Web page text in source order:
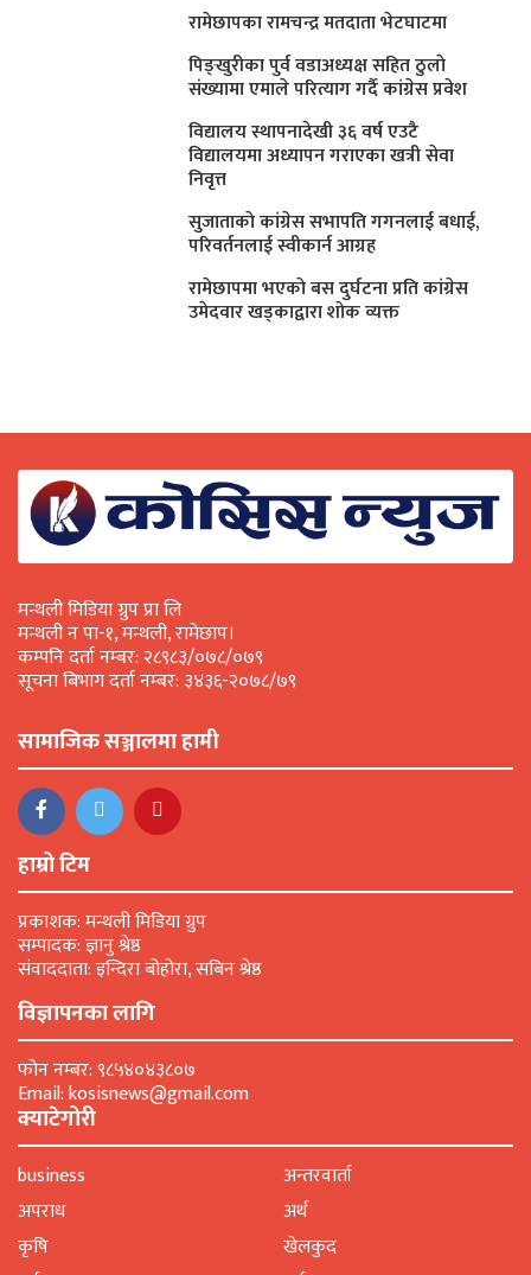
रामेछापका रामचन्द्र मतदाता भेटघाटमा
पिङ्खुरीका पुर्व वडाअध्यक्ष सहित ठुलाे
संख्यामा एमाले परित्याग गर्दै कांग्रेस प्रवेश
विद्यालय स्थापनादेखी ३६ वर्ष एउटै
विद्यालयमा अध्यापन गराएका खत्री सेवा
निवृत्त
सुजाताकाे कांग्रेस सभापति गगनलाई बधाई,
परिवर्तनलाई स्वीकार्न आग्रह
रामेछापमा भएकाे बस दुर्घटना प्रति कांग्रेस
उमेदवार खड्काद्वारा शाेक व्यक्त
मन्थली मिडिया ग्रुप प्रा लि
मन्थली न पा-१, मन्थली, रामेछाप।
कम्पनि दर्ता नम्बर: २८९८३/०७८/०७९
सूचना बिभाग दर्ता नम्बर: ३४३६-२०७८/७९
सामाजिक सञ्जालमा हामी
हाम्रो टिम
प्रकाशक: मन्थली मिडिया ग्रुप
सम्पादक: ज्ञानु श्रेष्ठ
संवाददाता: इन्दिरा बोहोरा, सबिन श्रेष्ठ
विज्ञापनका लागि
फोन नम्बर: ९८५४०४३८०७
Email: kosisnews@gmail.com
क्याटेगोरी
business
अन्तरवार्ता
अपराध
अर्थ
कृषि
खेलकुद